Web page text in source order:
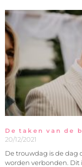
De taken van de
20/12/2021
De trouwdag is de dag
worden verbonden. Dit